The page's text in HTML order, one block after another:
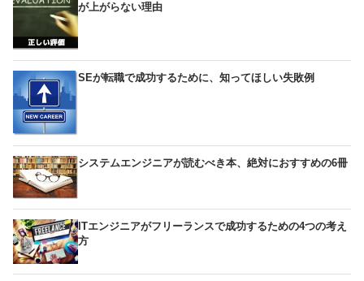
が上がらない理由
SEが転職で成功するために、知ってほしい失敗例
システムエンジニアが読むべき本、絶対におすすめの6冊
ITエンジニアがフリーランスで成功するための4つの考え
方